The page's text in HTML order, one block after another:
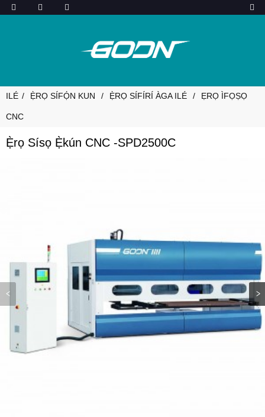
ILÉ Ẹ̀RỌ SÍFỌ́N KUN Ẹ̀RỌ SÍFÍRÍ ÀGA ILÉ ẸRỌ ÌFỌṢỌ
CNC
Ẹ̀rọ Sísọ Ẹ̀kún CNC -SPD2500C